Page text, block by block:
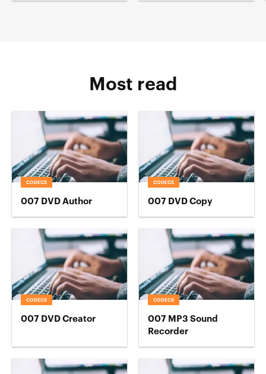
Most read
CODECS
007 DVD Author
CODECS
007 DVD Copy
CODECS
007 DVD Creator
CODECS
007 MP3 Sound
Recorder